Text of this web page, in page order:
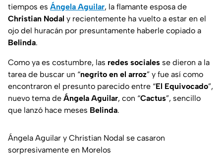
tiempos es Ángela Aguilar, la flamante esposa de
Christian Nodal y recientemente ha vuelto a estar en el
ojo del huracán por presuntamente haberle copiado a
Belinda.
Como ya es costumbre, las redes sociales se dieron a la
tarea de buscar un “negrito en el arroz” y fue así como
encontraron el presunto parecido entre “El Equivocado”,
nuevo tema de Ángela Aguilar, con “Cactus”, sencillo
que lanzó hace meses Belinda.
Ángela Aguilar y Christian Nodal se casaron
sorpresivamente en Morelos